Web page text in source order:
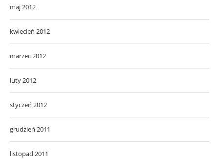
maj 2012
kwiecień 2012
marzec 2012
luty 2012
styczeń 2012
grudzień 2011
listopad 2011